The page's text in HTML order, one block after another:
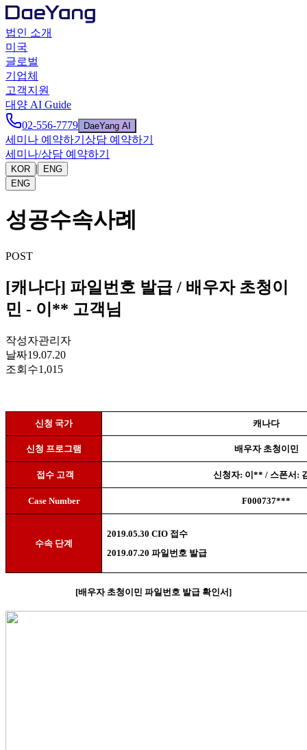
법인 소개
미국
글로벌
기업체
고객지원
대양 AI Guide
02-556-7779
DaeYang AI
세미나 예약하기 상담 예약하기
세미나/상담 예약하기
KOR |
ENG
ENG
성공수속사례
POST
[캐나다] 파일번호 발급 / 배우자 초청이
민 - 이** 고객님
작성자관리자
날짜19.07.20
조회수1,015
신청 국가 캐나다
신청 프로그램 배우자 초청이민
접수 고객 신청자: 이** / 스폰서:
Case Number F000737***
수속 단계
2019.05.30 CIO 접수
2019.07.20파일번호 발급
[배우자 초청이민 파일번호 발급 확인서]